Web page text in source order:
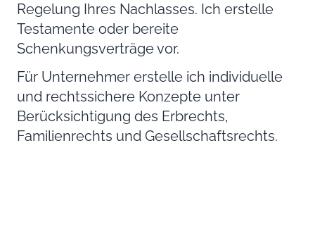
Regelung Ihres Nachlasses. Ich erstelle
Testamente oder bereite
Schenkungsverträge vor.
Für Unternehmer erstelle ich individuelle
und rechtssichere Konzepte unter
Berücksichtigung des Erbrechts,
Familienrechts und Gesellschaftsrechts.